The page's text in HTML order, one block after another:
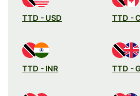
TTD - USD TTD -
TTD - INR TTD -